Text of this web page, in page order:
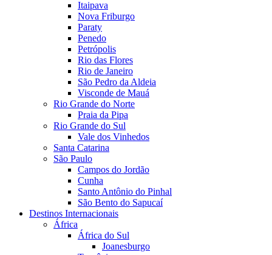
Itaipava
Nova Friburgo
Paraty
Penedo
Petrópolis
Rio das Flores
Rio de Janeiro
São Pedro da Aldeia
Visconde de Mauá
Rio Grande do Norte
Praia da Pipa
Rio Grande do Sul
Vale dos Vinhedos
Santa Catarina
São Paulo
Campos do Jordão
Cunha
Santo Antônio do Pinhal
São Bento do Sapucaí
Destinos Internacionais
África
África do Sul
Joanesburgo